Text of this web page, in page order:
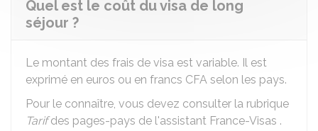
Quel est le coût du visa de long
séjour ?
Le montant des frais de visa est variable. Il est
exprimé en euros ou en francs CFA selon les pays.
Pour le connaître, vous devez consulter la rubrique
Tarifdes pages-pays de l'assistant France-Visas .